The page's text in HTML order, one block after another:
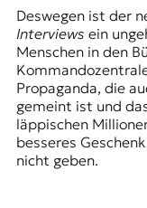
Deswegen ist der
Interviews ein
Menschen in den
Propaganda, die
gemeint ist und
läppischen
besseres
nicht geben.